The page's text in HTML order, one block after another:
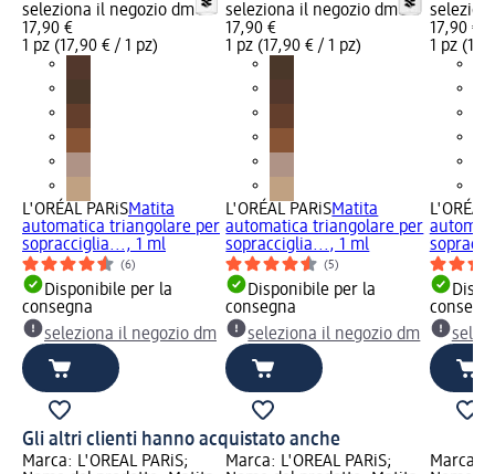
seleziona il negozio dm
17,90 €
1 pz (17,90 € / 1 pz)
L'ORÉAL PARiSMatita
automatica triangolare per
sopracciglia..., 1 ml
(6)
Disponibile per la
consegna
seleziona il negozio dm
seleziona il negozio dm
17,90 €
1 pz (17,90 € / 1 pz)
L'ORÉAL PARiSMatita
automatica triangolare per
sopracciglia..., 1 ml
(5)
Disponibile per la
consegna
seleziona il negozio dm
17,90 €
1 pz
L'ORÉAL
Gli altri clienti hanno acquistato anche
Marca: L'ORÉAL PARiS;
Marca: L'ORÉAL PARiS;
Marca: